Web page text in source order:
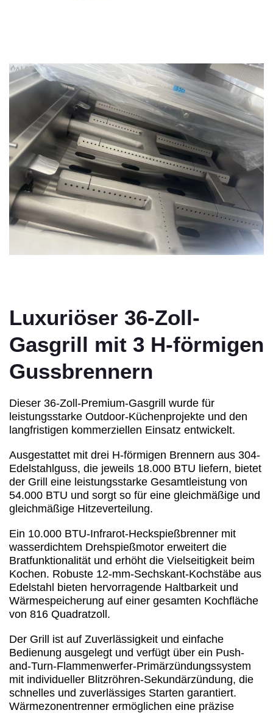
Luxuriöser 36-Zoll-
Gasgrill mit 3 H-förmigen
Gussbrennern
Dieser 36-Zoll-Premium-Gasgrill wurde für
leistungsstarke Outdoor-Küchenprojekte und den
langfristigen kommerziellen Einsatz entwickelt.
Ausgestattet mit drei H-förmigen Brennern aus 304-
Edelstahlguss, die jeweils 18.000 BTU liefern, bietet
der Grill eine leistungsstarke Gesamtleistung von
54.000 BTU und sorgt so für eine gleichmäßige und
gleichmäßige Hitzeverteilung.
Ein 10.000 BTU-Infrarot-Heckspießbrenner mit
wasserdichtem Drehspießmotor erweitert die
Bratfunktionalität und erhöht die Vielseitigkeit beim
Kochen. Robuste 12-mm-Sechskant-Kochstäbe aus
Edelstahl bieten hervorragende Haltbarkeit und
Wärmespeicherung auf einer gesamten Kochfläche
von 816 Quadratzoll.
Der Grill ist auf Zuverlässigkeit und einfache
Bedienung ausgelegt und verfügt über ein Push-
and-Turn-Flammenwerfer-Primärzündungssystem
mit individueller Blitzröhren-Sekundärzündung, die
schnelles und zuverlässiges Starten garantiert.
Wärmezonentrenner ermöglichen eine präzise